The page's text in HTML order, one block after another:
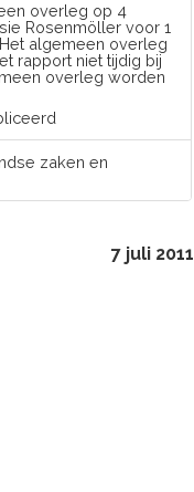
overleg op 4
Rosenmöller voor 1
algemeen overleg
rapport niet tijdig bij
overleg worden
zaken en
7 juli 2011